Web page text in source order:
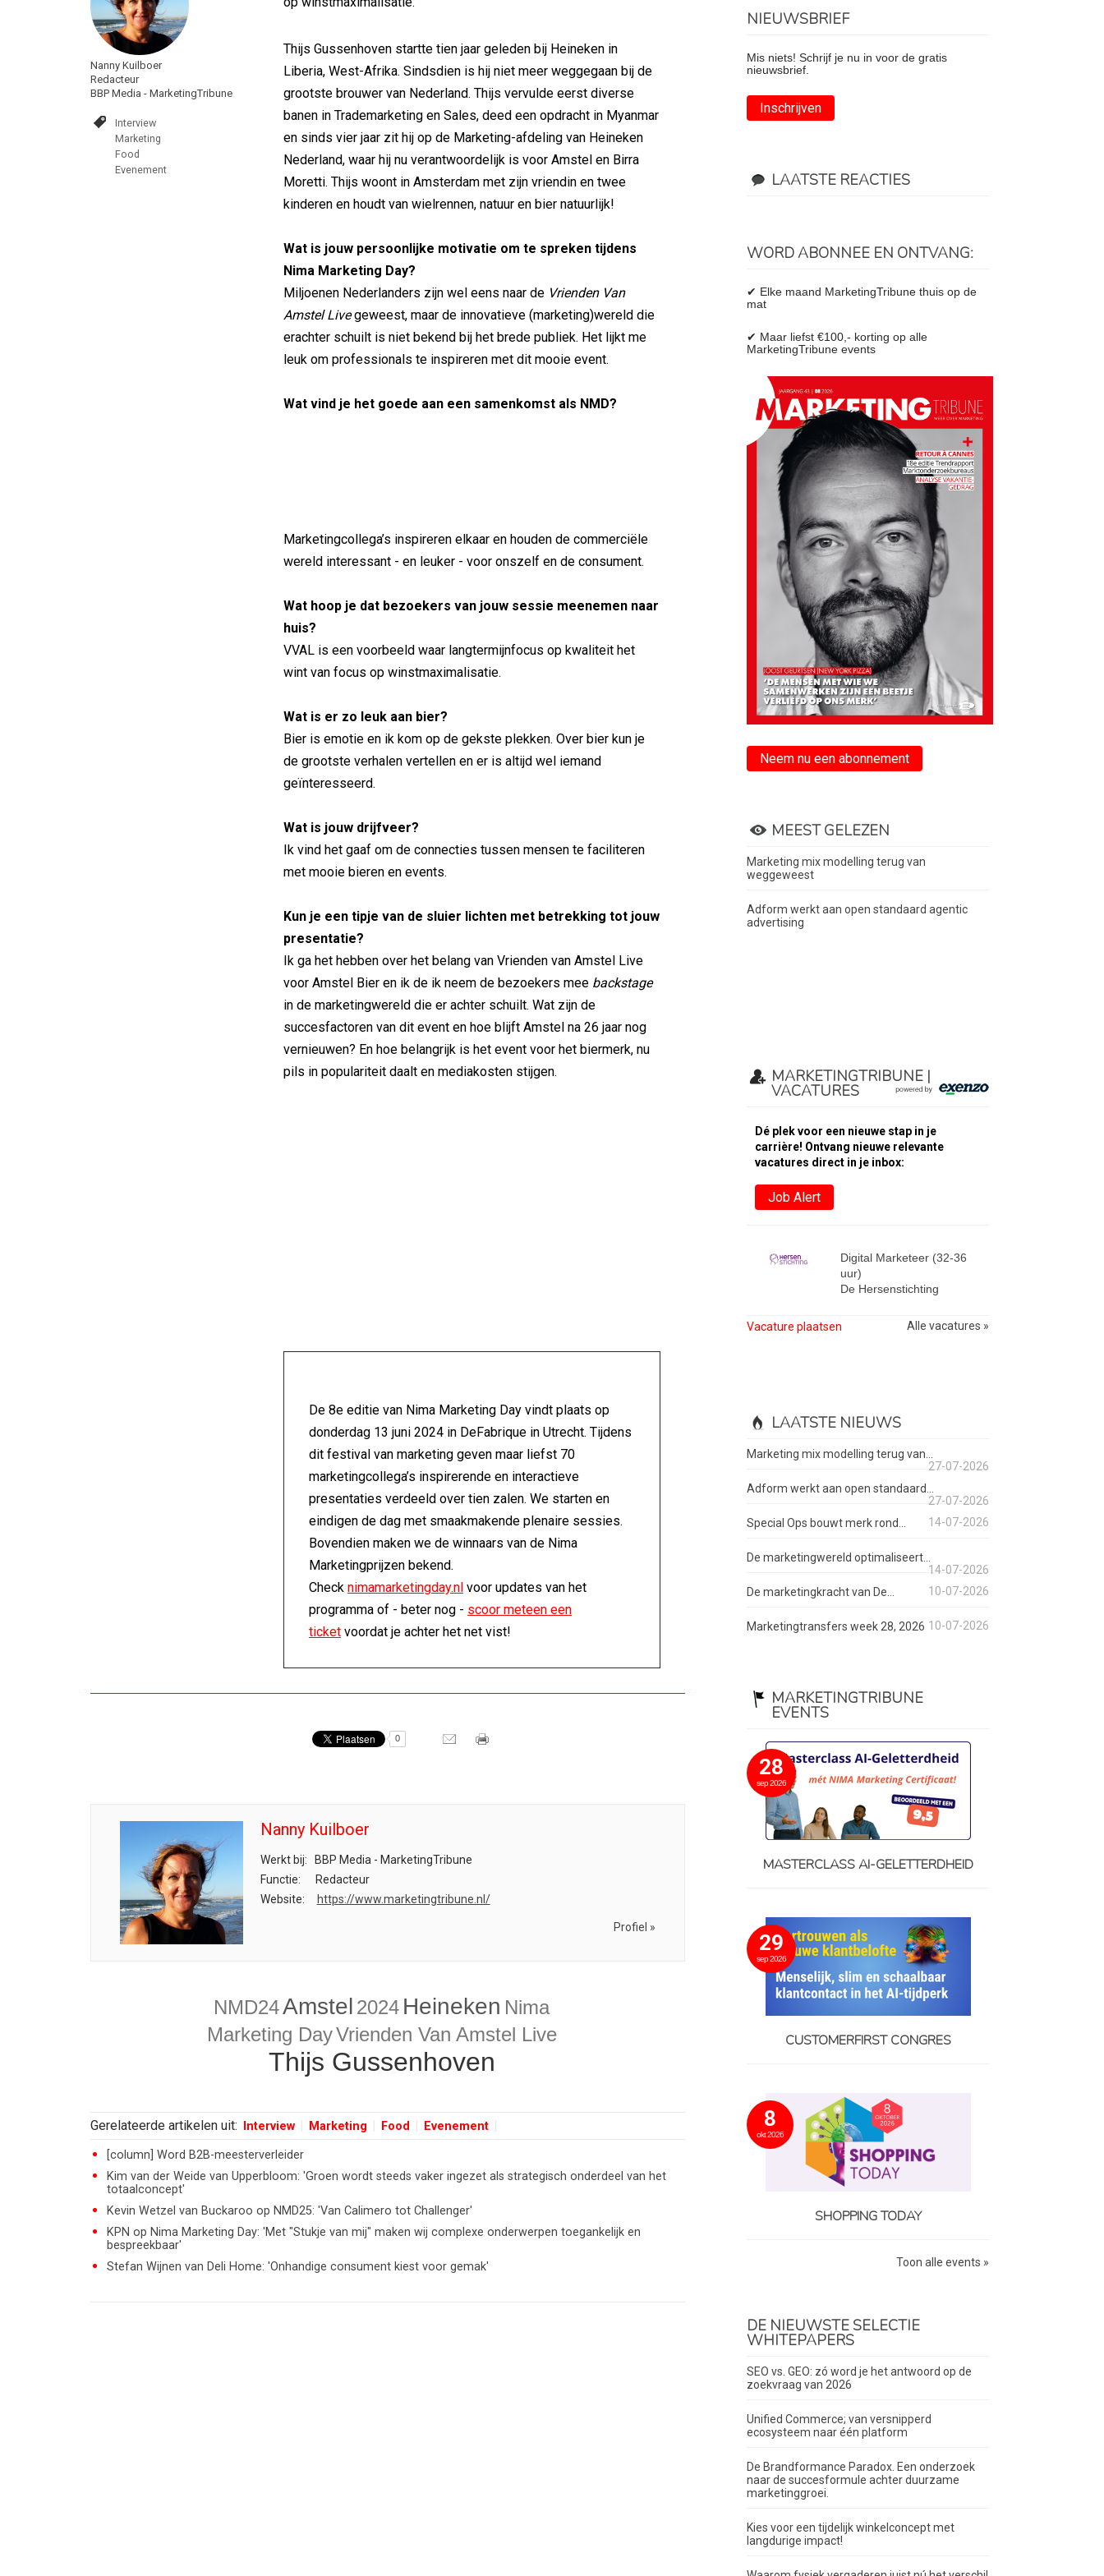
Nanny Kuilboer
Redacteur
BBP Media - MarketingTribune
Interview
Marketing
Food
Evenement
Thijs Gussenhoven startte tien jaar geleden bij Heineken in
Liberia, West-Afrika. Sindsdien is hij niet meer weggegaan bij de
grootste brouwer van Nederland. Thijs vervulde eerst diverse
banen in Trademarketing en Sales, deed een opdracht in Myanmar
en sinds vier jaar zit hij op de Marketing-afdeling van Heineken
Nederland, waar hij nu verantwoordelijk is voor Amstel en Birra
Moretti. Thijs woont in Amsterdam met zijn vriendin en twee
kinderen en houdt van wielrennen, natuur en bier natuurlijk!
Wat is jouw persoonlijke motivatie om te spreken tijdens
Nima Marketing Day?
Miljoenen Nederlanders zijn wel eens naar de Vrienden Van
Amstel Livegeweest, maar de innovatieve (marketing)wereld die
erachter schuilt is niet bekend bij het brede publiek. Het lijkt me
leuk om professionals te inspireren met dit mooie event.
Wat vind je het goede aan een samenkomst als NMD?
Marketingcollega’s inspireren elkaar en houden de commerciële
wereld interessant - en leuker - voor onszelf en de consument.
Wat hoop je dat bezoekers van jouw sessie meenemen naar
huis?
VVAL is een voorbeeld waar langtermijnfocus op kwaliteit het
wint van focus op winstmaximalisatie.
Wat is er zo leuk aan bier?
Bier is emotie en ik kom op de gekste plekken. Over bier kun je
de grootste verhalen vertellen en er is altijd wel iemand
geïnteresseerd.
Wat is jouw drijfveer?
Ik vind het gaaf om de connecties tussen mensen te faciliteren
met mooie bieren en events.
Kun je een tipje van de sluier lichten met betrekking tot jouw
presentatie?
Ik ga het hebben over het belang van Vrienden van Amstel Live
voor Amstel Bier en ik de ik neem de bezoekers mee backstage
in de marketingwereld die er achter schuilt. Wat zijn de
succesfactoren van dit event en hoe blijft Amstel na 26 jaar nog
vernieuwen? En hoe belangrijk is het event voor het biermerk, nu
pils in populariteit daalt en mediakosten stijgen.
De 8e editie van Nima Marketing Day vindt plaats op
donderdag 13 juni 2024 in DeFabrique in Utrecht. Tijdens
dit festival van marketing geven maar liefst 70
marketingcollega’s inspirerende en interactieve
presentaties verdeeld over tien zalen. We starten en
eindigen de dag met smaakmakende plenaire sessies.
Bovendien maken we de winnaars van de Nima
Marketingprijzen bekend.
Check nimamarketingday.nl voor updates van het
programma of - beter nog - scoor meteen een
ticket voordat je achter het net vist!
0
Nanny Kuilboer
Werkt bij:
BBP Media - MarketingTribune
Functie:
Redacteur
Website:
https://www.marketingtribune.nl/
Profiel »
NMD24Amstel 2024 Heineken Nima
Marketing DayVrienden Van Amstel Live
Thijs Gussenhoven
Gerelateerde artikelen uit: Interview Marketing Food Evenement
[column] Word B2B-meesterverleider
Kim van der Weide van Upperbloom: 'Groen wordt steeds vaker ingezet als strategisch onderdeel van het
totaalconcept'
Kevin Wetzel van Buckaroo op NMD25: 'Van Calimero tot Challenger'
KPN op Nima Marketing Day: 'Met "Stukje van mij" maken wij complexe onderwerpen toegankelijk en
bespreekbaar'
Stefan Wijnen van Deli Home: 'Onhandige consument kiest voor gemak'
NIEUWSBRIEF
Mis niets! Schrijf je nu in voor de gratis
nieuwsbrief.
Inschrijven
LAATSTE REACTIES
WORD ABONNEE EN ONTVANG:
✔ Elke maand MarketingTribune thuis op de
mat
✔ Maar liefst €100,- korting op alle
MarketingTribune events
Neem nu een abonnement
MEEST GELEZEN
Marketing mix modelling terug van
weggeweest
Adform werkt aan open standaard agentic
advertising
MARKETINGTRIBUNE |
VACATURES
Dé plek voor een nieuwe stap in je
carrière! Ontvang nieuwe relevante
vacatures direct in je inbox:
Job Alert
Digital Marketeer (32-36
uur)
De Hersenstichting
Vacature plaatsen Alle vacatures »
LAATSTE NIEUWS
Marketing mix modelling terug van...
27-07-2026
Adform werkt aan open standaard...
27-07-2026
Special Ops bouwt merk rond...
14-07-2026
De marketingwereld optimaliseert...
14-07-2026
De marketingkracht van De...
10-07-2026
Marketingtransfers week 28, 2026 10-07-2026
MARKETINGTRIBUNE
EVENTS
28
sep 2026
MASTERCLASS AI-GELETTERDHEID
29
sep 2026
CUSTOMERFIRST CONGRES
8
okt 2026
SHOPPING TODAY
Toon alle events »
DE NIEUWSTE SELECTIE
WHITEPAPERS
SEO vs. GEO: zó word je het antwoord op de
zoekvraag van 2026
Unified Commerce; van versnipperd
ecosysteem naar één platform
De Brandformance Paradox. Een onderzoek
naar de succesformule achter duurzame
marketinggroei.
Kies voor een tijdelijk winkelconcept met
langdurige impact!